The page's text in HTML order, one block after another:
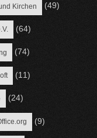
Kirchen (49)
(64)
(74)
(11)
(24)
(9)